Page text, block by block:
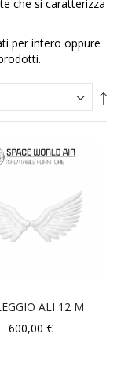
che si caratterizza
per intero oppure
ALI 12 M
600,00 €